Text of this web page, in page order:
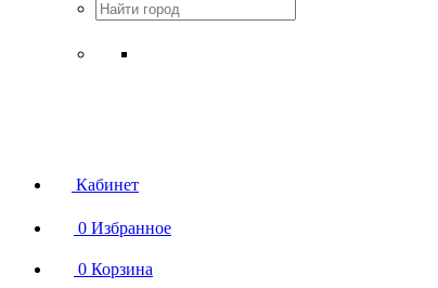
Кабинет
0 Избранное
0 Корзина